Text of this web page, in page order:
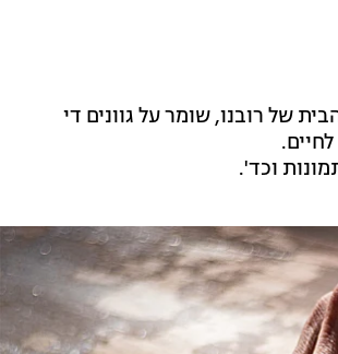
של רובנו, שומר על גוונים די
וכד'.